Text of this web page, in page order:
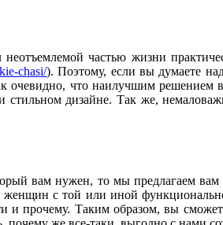
частью жизни
chasi/). Поэтому, если вы думаете
очевидно, что наилучшим
стильном дизайне. Так же,
вам нужен, то мы предлагаем
с той или иной
прочему. Таким образом, вы